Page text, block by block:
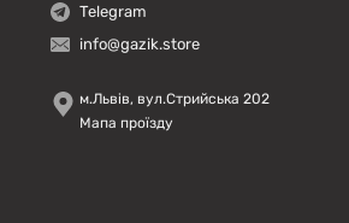
Telegram
info@gazik.store
м.Львів, вул.Стрийська 202
Мапа проїзду